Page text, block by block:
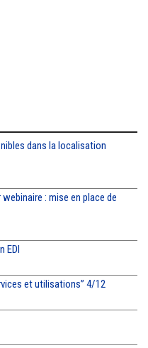
dans la localisation
: mise en place de
EDI
et utilisations” 4/12